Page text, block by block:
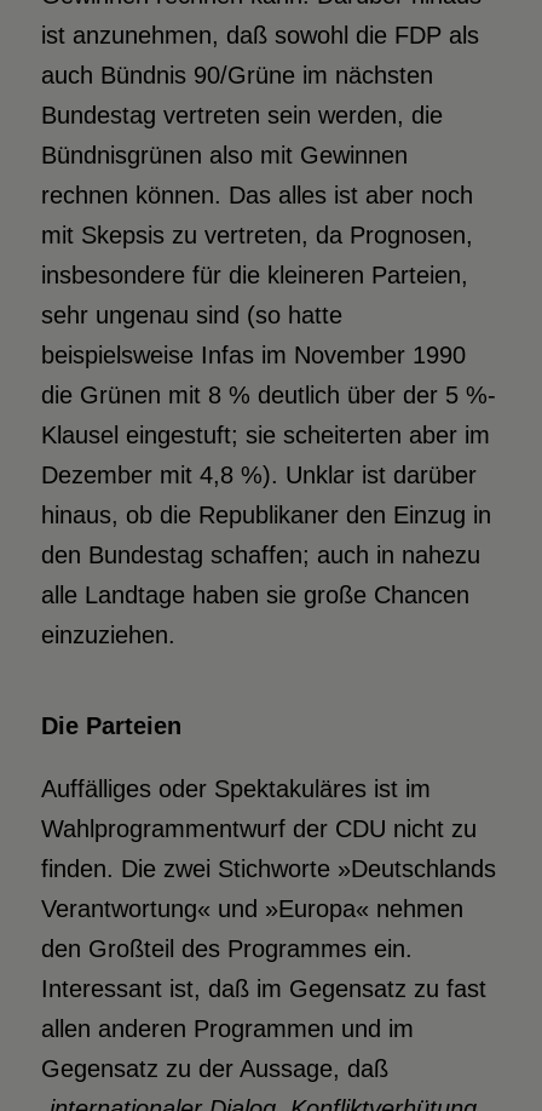
ist anzunehmen, daß sowohl die FDP als
auch Bündnis 90/Grüne im nächsten
Bundestag vertreten sein werden, die
Bündnisgrünen also mit Gewinnen
rechnen können. Das alles ist aber noch
mit Skepsis zu vertreten, da Prognosen,
insbesondere für die kleineren Parteien,
sehr ungenau sind (so hatte
beispielsweise Infas im November 1990
die Grünen mit 8 % deutlich über der 5 %-
Klausel eingestuft; sie scheiterten aber im
Dezember mit 4,8 %). Unklar ist darüber
hinaus, ob die Republikaner den Einzug in
den Bundestag schaffen; auch in nahezu
alle Landtage haben sie große Chancen
einzuziehen.
Die Parteien
Auffälliges oder Spektakuläres ist im
Wahlprogrammentwurf der CDU nicht zu
finden. Die zwei Stichworte »Deutschlands
Verantwortung« und »Europa« nehmen
den Großteil des Programmes ein.
Interessant ist, daß im Gegensatz zu fast
allen anderen Programmen und im
Gegensatz zu der Aussage, daß